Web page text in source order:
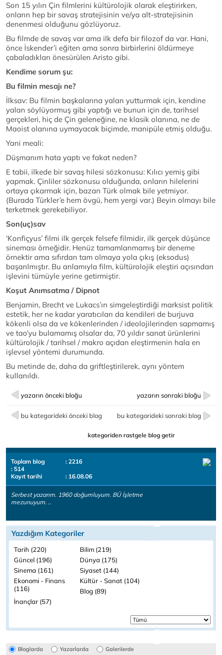
Son 15 yılın Çin filmlerini kültürolojik olarak eleştirirken,
onların hep bir savaş stratejisinin ve/ya alt-stratejisinin
denenmesi olduğunu gözlüyoruz.
Bu filmde de savaş var ama ilk defa bir filozof da var. Hani,
önce İskender’i eğiten ama sonra birbirlerini öldürmeye
çabaladıkları önesürülen Aristo gibi.
Kendime sorum şu:
Bu filmin mesajı ne?
İlksav: Bu filmin başkalarına yalan yutturmak için, kendine
yalan söylüyormuş gibi yaptığı ve bunun için de, tarihsel
gerçekleri, hiç de Çin geleneğine, ne klasik olanına, ne de
Maoist olanına uymayacak biçimde, manipüle etmiş olduğu.
Yani meali:
Düşmanım hata yaptı ve fakat neden?
E tabii, ilkede bir savaş hilesi sözkonusu: Kılıcı yemiş gibi
yapmak. Çinliler sözkonusu olduğunda, onların hilelerini
ortaya çıkarmak için, bazan Türk olmak bile yetmiyor.
(Burada Türkler’e hem övgü, hem yergi var.) Beyin olmayı bile
terketmek gerekebiliyor.
Son(uç)sav
‘Konfiçyus’ filmi ilk gerçek felsefe filmidir, ilk gerçek düşünce
sineması örneğidir. Henüz tamamlanmamış bir deneme
örnektir ama sıfırdan tam olmaya yola çıkış (eksodus)
başarılmıştır. Bu anlamıyla film, kültürolojik eleştiri açısından
işlevini tümüyle yerine getirmiştir.
Koşut Anımsatma / Dipnot
Benjamin, Brecht ve Lukacs’ın simgeleştirdiği marksist politik
estetik, her ne kadar yaratıcıları da kendileri de burjuva
kökenli olsa da ve kökenlerinden / ideolojilerinden sapmamış
ve tao’yu bulamamış olsalar da, 70 yıldır sanat ürünlerini
kültürolojik / tarihsel / makro açıdan eleştirmenin hala en
işlevsel yöntemi durumunda.
Bu metinde de, daha da griftleştirilerek, aynı yöntem
kullanıldı.
yazarın önceki bloğu yazarın sonraki bloğu
bu kategorideki önceki blog bu kategorideki sonraki blog
kategoriden rastgele blog getir
Toplam blog
: 2216
: 514
Kayıt tarihi
: 16.08.06
Serbest yazarım. 1960 doğumluyum. BÜ İşletme
mezunuyum. ..
Yazdığım Kategoriler
Tarih (220)
Bilim (219)
Güncel (196)
Dünya (175)
Sinema (161)
Siyaset (144)
Ekonomi - Finans
(116)
Kültür - Sanat (104)
Blog (89)
İnançlar (57)
Bloglarda Yazarlarda Galerilerde